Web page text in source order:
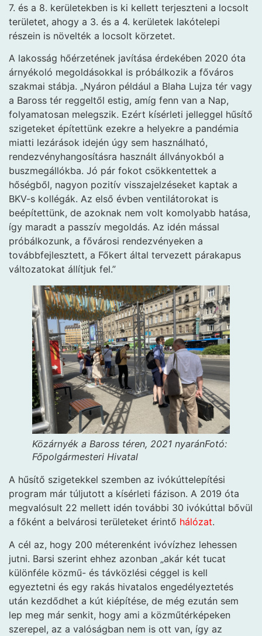
7. és a 8. kerületekben is ki kellett terjeszteni a locsolt
területet, ahogy a 3. és a 4. kerületek lakótelepi
részein is növelték a locsolt körzetet.
A lakosság hőérzetének javítása érdekében 2020 óta
árnyékoló megoldásokkal is próbálkozik a főváros
szakmai stábja. „Nyáron például a Blaha Lujza tér vagy
a Baross tér reggeltől estig, amíg fenn van a Nap,
folyamatosan melegszik. Ezért kísérleti jelleggel hűsítő
szigeteket építettünk ezekre a helyekre a pandémia
miatti lezárások idején úgy sem használható,
rendezvényhangosításra használt állványokból a
buszmegállókba. Jó pár fokot csökkentettek a
hőségből, nagyon pozitív visszajelzéseket kaptak a
BKV-s kollégák. Az első évben ventilátorokat is
beépítettünk, de azoknak nem volt komolyabb hatása,
így maradt a passzív megoldás. Az idén mással
próbálkozunk, a fővárosi rendezvényeken a
továbbfejlesztett, a Főkert által tervezett párakapus
változatokat állítjuk fel.”
Közárnyék a Baross téren, 2021 nyaránFotó:
Főpolgármesteri Hivatal
A hűsítő szigetekkel szemben az ivókúttelepítési
program már túljutott a kísérleti fázison. A 2019 óta
megvalósult 22 mellett idén további 30 ivókúttal bővül
a főként a belvárosi területeket érintő hálózat.
A cél az, hogy 200 méterenként ivóvízhez lehessen
jutni. Barsi szerint ehhez azonban „akár két tucat
különféle közmű- és távközlési céggel is kell
egyeztetni és egy rakás hivatalos engedélyeztetés
után kezdődhet a kút kiépítése, de még ezután sem
lep meg már senkit, hogy ami a közműtérképeken
szerepel, az a valóságban nem is ott van, így az